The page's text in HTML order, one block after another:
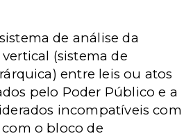
de análise da
(sistema de
entre leis ou atos
pelo Poder Público e a
incompatíveis com
o bloco de